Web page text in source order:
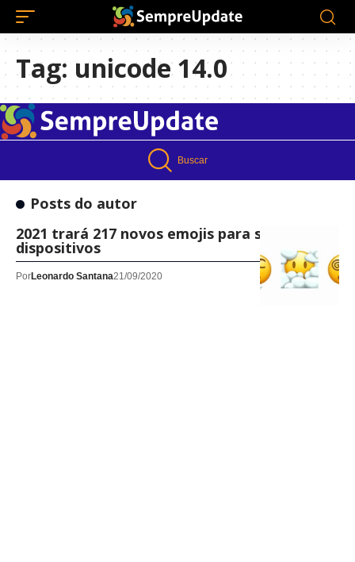
Tag: unicode 14.0
Buscar
Posts do autor
2021 trará 217 novos emojis para seus
dispositivos
PorLeonardo Santana21/09/2020